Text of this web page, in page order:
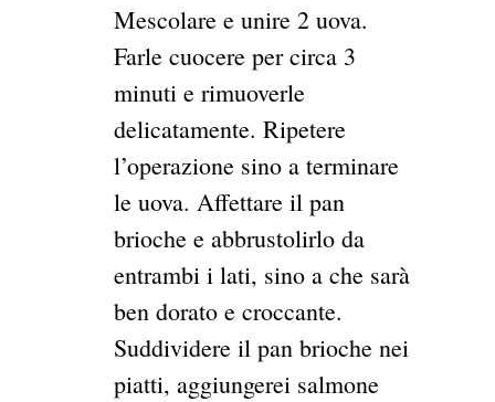
Mescolare e unire 2 uova.
Farle cuocere per circa 3
minuti e rimuoverle
delicatamente. Ripetere
l’operazione sino a terminare
le uova. Affettare il pan
brioche e abbrustolirlo da
entrambi i lati, sino a che sarà
ben dorato e croccante.
Suddividere il pan brioche nei
piatti, aggiungerei salmone